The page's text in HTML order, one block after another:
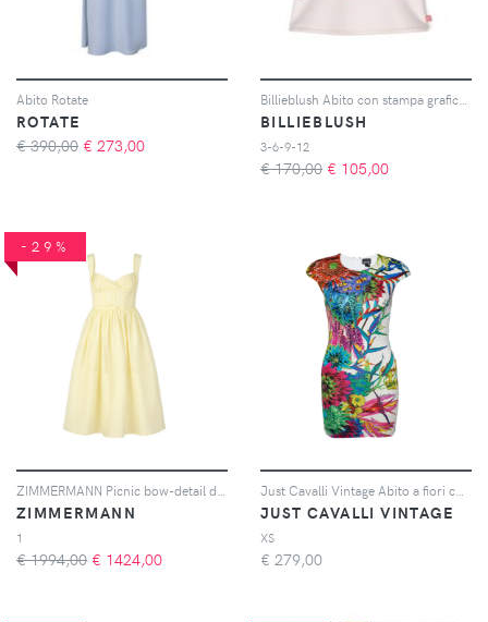
Abito Rotate
ROTATE
€ 390,00 € 273,00
Billieblush Abito con stampa grafica - Rosa
BILLIEBLUSH
3-6-9-12
€ 170,00 € 105,00
-29%
ZIMMERMANN Picnic bow-detail dress - Giallo
ZIMMERMANN
1
€ 1994,00 € 1424,00
Just Cavalli Vintage Abito a fiori con maniche ad aletta - Bianco
JUST CAVALLI VINTAGE
XS
€ 279,00